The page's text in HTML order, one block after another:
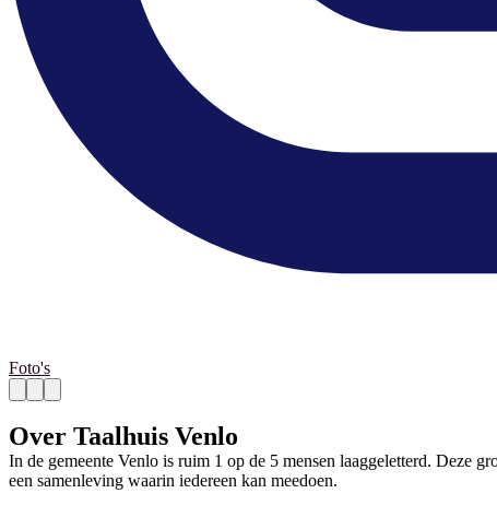
Foto's
Over Taalhuis Venlo
In de gemeente Venlo is ruim 1 op de 5 mensen laaggeletterd. Deze
een samenleving waarin iedereen kan meedoen.